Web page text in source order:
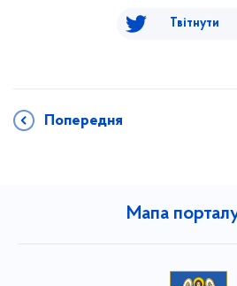
Твітнути
Попередня
Мапа